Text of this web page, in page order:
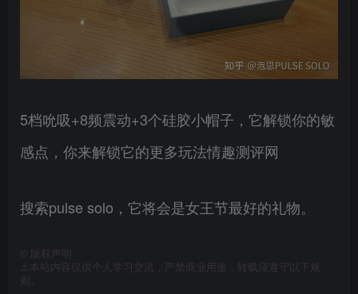
5档吮吸+8频震动+3个硅胶小帽子，它解锁你的敏
感点，你来解锁它的更多玩法情趣测评网
搜索pulse solo，它将会是女王节最好的礼物。
版权声明
⚠️本站内容仅供个人学习交流，严禁商业用途，转载须遵守以下规